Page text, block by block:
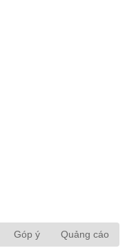
Góp ý Quảng cáo